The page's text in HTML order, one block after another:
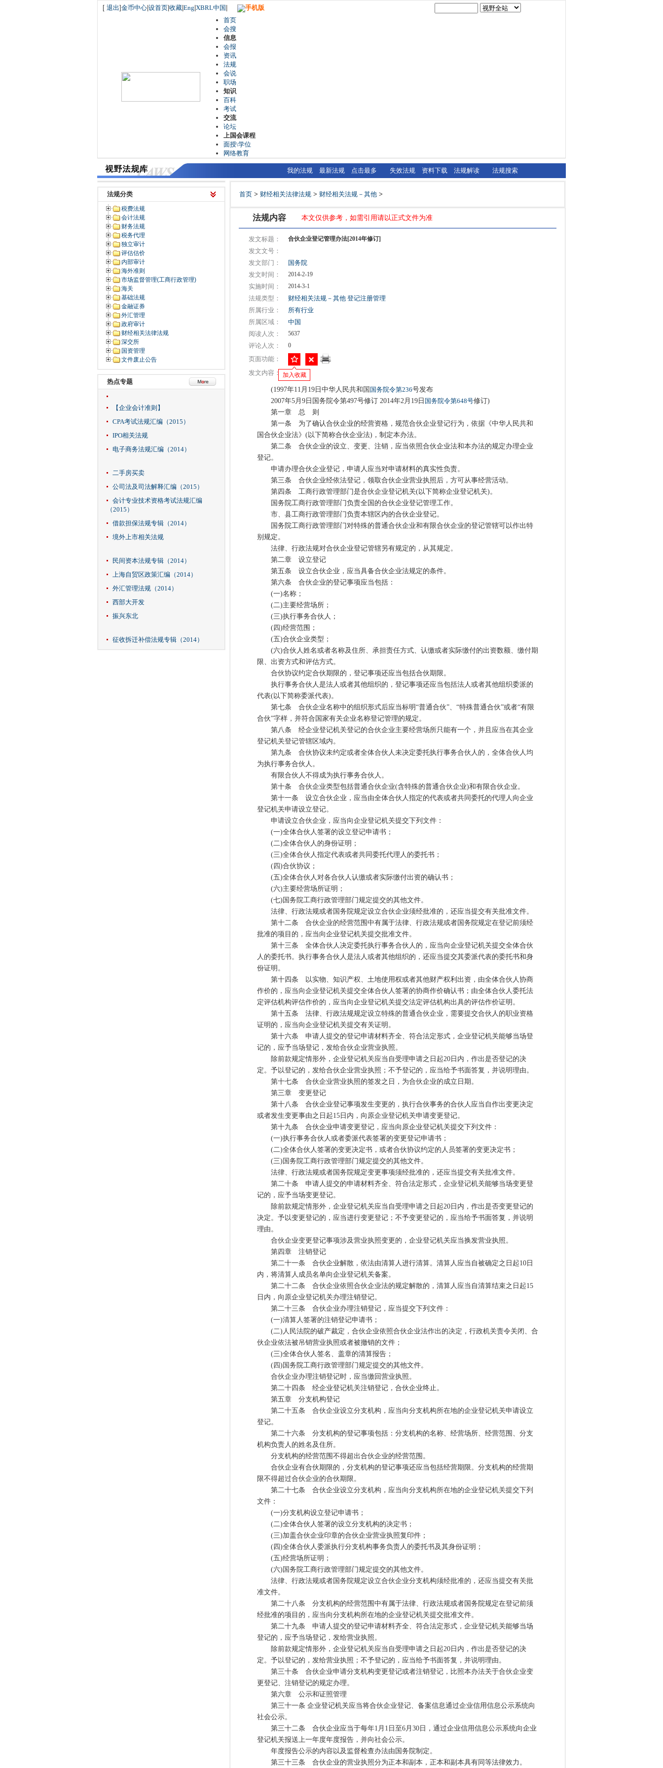
[ 退出]金币中心 设首页 收藏 Eng XBRL中国
手机版
首页
会搜
信息
会报
资讯
法规
会说
职场
知识
百科
考试
交流
论坛
上国会课程
面授\学位
网络教育
我的法规 最新法规 点击最多 失效法规 资料下载 法规解读 法规搜索
法规分类
税费法规
会计法规
财务法规
税务代理
独立审计
评估估价
内部审计
海外准则
市场监督管理(工商行政管理)
海关
基础法规
金融证券
外汇管理
政府审计
财经相关法律法规
深交所
国资管理
文件废止公告
热点专题
【企业会计准则】
CPA考试法规汇编（2015）
IPO相关法规
电子商务法规汇编（2014）
二手房买卖
公司法及司法解释汇编（2015）
会计专业技术资格考试法规汇编
（2015）
借款担保法规专辑（2014）
境外上市相关法规
民间资本法规专辑（2014）
上海自贸区政策汇编（2014）
外汇管理法规（2014）
西部大开发
振兴东北
征收拆迁补偿法规专辑（2014）
首页 > 财经相关法律法规 > 财经相关法规－其他 >
法规内容 本文仅供参考，如需引用请以正式文件为准
发文标题： 合伙企业登记管理办法[2014年修订]
发文文号：
发文部门：
国务院
发文时间：
2014-2-19
实施时间： 2014-3-1
法规类型： 财经相关法规－其他 登记注册管理
所属行业：
所有行业
所属区域：
中国
阅读人次：
5637
评论人次： 0
页面功能：
加入收藏
发文内容：
(1997年11月19日中华人民共和国 国务院令第236号发布
2007年5月9日国务院令第497号修订 2014年2月19日 国务院令第648号修订)
第一章 总 则
第一条 为了确认合伙企业的经营资格，规范合伙企业登记行为，依据《中华人民共和
国合伙企业法》(以下简称合伙企业法)，制定本办法。
第二条 合伙企业的设立、变更、注销，应当依照合伙企业法和本办法的规定办理企业
登记。
申请办理合伙企业登记，申请人应当对申请材料的真实性负责。
第三条 合伙企业经依法登记，领取合伙企业营业执照后，方可从事经营活动。
第四条 工商行政管理部门是合伙企业登记机关(以下简称企业登记机关)。
国务院工商行政管理部门负责全国的合伙企业登记管理工作。
市、县工商行政管理部门负责本辖区内的合伙企业登记。
国务院工商行政管理部门对特殊的普通合伙企业和有限合伙企业的登记管辖可以作出特
别规定。
法律、行政法规对合伙企业登记管辖另有规定的，从其规定。
第二章 设立登记
第五条 设立合伙企业，应当具备合伙企业法规定的条件。
第六条 合伙企业的登记事项应当包括：
(一)名称；
(二)主要经营场所；
(三)执行事务合伙人；
(四)经营范围；
(五)合伙企业类型；
(六)合伙人姓名或者名称及住所、承担责任方式、认缴或者实际缴付的出资数额、缴付期
限、出资方式和评估方式。
合伙协议约定合伙期限的，登记事项还应当包括合伙期限。
执行事务合伙人是法人或者其他组织的，登记事项还应当包括法人或者其他组织委派的
代表(以下简称委派代表)。
第七条 合伙企业名称中的组织形式后应当标明“普通合伙”、“特殊普通合伙”或者“有限
合伙”字样，并符合国家有关企业名称登记管理的规定。
第八条 经企业登记机关登记的合伙企业主要经营场所只能有一个，并且应当在其企业
登记机关登记管辖区域内。
第九条 合伙协议未约定或者全体合伙人未决定委托执行事务合伙人的，全体合伙人均
为执行事务合伙人。
有限合伙人不得成为执行事务合伙人。
第十条 合伙企业类型包括普通合伙企业(含特殊的普通合伙企业)和有限合伙企业。
第十一条 设立合伙企业，应当由全体合伙人指定的代表或者共同委托的代理人向企业
登记机关申请设立登记。
申请设立合伙企业，应当向企业登记机关提交下列文件：
(一)全体合伙人签署的设立登记申请书；
(二)全体合伙人的身份证明；
(三)全体合伙人指定代表或者共同委托代理人的委托书；
(四)合伙协议；
(五)全体合伙人对各合伙人认缴或者实际缴付出资的确认书；
(六)主要经营场所证明；
(七)国务院工商行政管理部门规定提交的其他文件。
法律、行政法规或者国务院规定设立合伙企业须经批准的，还应当提交有关批准文件。
第十二条 合伙企业的经营范围中有属于法律、行政法规或者国务院规定在登记前须经
批准的项目的，应当向企业登记机关提交批准文件。
第十三条 全体合伙人决定委托执行事务合伙人的，应当向企业登记机关提交全体合伙
人的委托书。执行事务合伙人是法人或者其他组织的，还应当提交其委派代表的委托书和身
份证明。
第十四条 以实物、知识产权、土地使用权或者其他财产权利出资，由全体合伙人协商
作价的，应当向企业登记机关提交全体合伙人签署的协商作价确认书；由全体合伙人委托法
定评估机构评估作价的，应当向企业登记机关提交法定评估机构出具的评估作价证明。
第十五条 法律、行政法规规定设立特殊的普通合伙企业，需要提交合伙人的职业资格
证明的，应当向企业登记机关提交有关证明。
第十六条 申请人提交的登记申请材料齐全、符合法定形式，企业登记机关能够当场登
记的，应予当场登记，发给合伙企业营业执照。
除前款规定情形外，企业登记机关应当自受理申请之日起20日内，作出是否登记的决
定。予以登记的，发给合伙企业营业执照；不予登记的，应当给予书面答复，并说明理由。
第十七条 合伙企业营业执照的签发之日，为合伙企业的成立日期。
第三章 变更登记
第十八条 合伙企业登记事项发生变更的，执行合伙事务的合伙人应当自作出变更决定
或者发生变更事由之日起15日内，向原企业登记机关申请变更登记。
第十九条 合伙企业申请变更登记，应当向原企业登记机关提交下列文件：
(一)执行事务合伙人或者委派代表签署的变更登记申请书；
(二)全体合伙人签署的变更决定书，或者合伙协议约定的人员签署的变更决定书；
(三)国务院工商行政管理部门规定提交的其他文件。
法律、行政法规或者国务院规定变更事项须经批准的，还应当提交有关批准文件。
第二十条 申请人提交的申请材料齐全、符合法定形式，企业登记机关能够当场变更登
记的，应予当场变更登记。
除前款规定情形外，企业登记机关应当自受理申请之日起20日内，作出是否变更登记的
决定。予以变更登记的，应当进行变更登记；不予变更登记的，应当给予书面答复，并说明
理由。
合伙企业变更登记事项涉及营业执照变更的，企业登记机关应当换发营业执照。
第四章 注销登记
第二十一条 合伙企业解散，依法由清算人进行清算。清算人应当自被确定之日起10日
内，将清算人成员名单向企业登记机关备案。
第二十二条 合伙企业依照合伙企业法的规定解散的，清算人应当自清算结束之日起15
日内，向原企业登记机关办理注销登记。
第二十三条 合伙企业办理注销登记，应当提交下列文件：
(一)清算人签署的注销登记申请书；
(二)人民法院的破产裁定，合伙企业依照合伙企业法作出的决定，行政机关责令关闭、合
伙企业依法被吊销营业执照或者被撤销的文件；
(三)全体合伙人签名、盖章的清算报告；
(四)国务院工商行政管理部门规定提交的其他文件。
合伙企业办理注销登记时，应当缴回营业执照。
第二十四条 经企业登记机关注销登记，合伙企业终止。
第五章 分支机构登记
第二十五条 合伙企业设立分支机构，应当向分支机构所在地的企业登记机关申请设立
登记。
第二十六条 分支机构的登记事项包括：分支机构的名称、经营场所、经营范围、分支
机构负责人的姓名及住所。
分支机构的经营范围不得超出合伙企业的经营范围。
合伙企业有合伙期限的，分支机构的登记事项还应当包括经营期限。分支机构的经营期
限不得超过合伙企业的合伙期限。
第二十七条 合伙企业设立分支机构，应当向分支机构所在地的企业登记机关提交下列
文件：
(一)分支机构设立登记申请书；
(二)全体合伙人签署的设立分支机构的决定书；
(三)加盖合伙企业印章的合伙企业营业执照复印件；
(四)全体合伙人委派执行分支机构事务负责人的委托书及其身份证明；
(五)经营场所证明；
(六)国务院工商行政管理部门规定提交的其他文件。
法律、行政法规或者国务院规定设立合伙企业分支机构须经批准的，还应当提交有关批
准文件。
第二十八条 分支机构的经营范围中有属于法律、行政法规或者国务院规定在登记前须
经批准的项目的，应当向分支机构所在地的企业登记机关提交批准文件。
第二十九条 申请人提交的登记申请材料齐全、符合法定形式，企业登记机关能够当场
登记的，应予当场登记，发给营业执照。
除前款规定情形外，企业登记机关应当自受理申请之日起20日内，作出是否登记的决
定。予以登记的，发给营业执照；不予登记的，应当给予书面答复，并说明理由。
第三十条 合伙企业申请分支机构变更登记或者注销登记，比照本办法关于合伙企业变
更登记、注销登记的规定办理。
第六章 公示和证照管理
第三十一条 企业登记机关应当将合伙企业登记、备案信息通过企业信用信息公示系统向
社会公示。
第三十二条 合伙企业应当于每年1月1日至6月30日，通过企业信用信息公示系统向企业
登记机关报送上一年度年度报告，并向社会公示。
年度报告公示的内容以及监督检查办法由国务院制定。
第三十三条 合伙企业的营业执照分为正本和副本，正本和副本具有同等法律效力。